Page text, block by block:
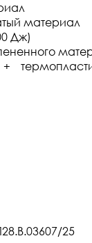
материал
Дж)
+
25